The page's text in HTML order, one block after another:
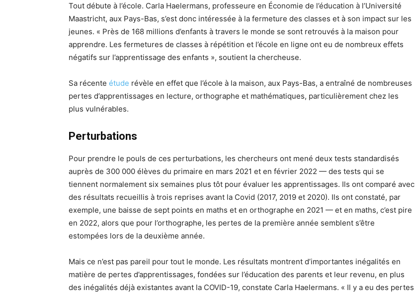
Tout débute à l’école. Carla Haelermans, professeure en Économie de l’éducation à l’Université
Maastricht, aux Pays-Bas, s’est donc intéressée à la fermeture des classes et à son impact sur les
jeunes. « Près de 168 millions d’enfants à travers le monde se sont retrouvés à la maison pour
apprendre. Les fermetures de classes à répétition et l’école en ligne ont eu de nombreux effets
négatifs sur l’apprentissage des enfants », soutient la chercheuse.
Sa récente étude révèle en effet que l’école à la maison, aux Pays-Bas, a entraîné de nombreuses
pertes d’apprentissages en lecture, orthographe et mathématiques, particulièrement chez les
plus vulnérables.
Perturbations
Pour prendre le pouls de ces perturbations, les chercheurs ont mené deux tests standardisés
auprès de 300 000 élèves du primaire en mars 2021 et en février 2022 — des tests qui se
tiennent normalement six semaines plus tôt pour évaluer les apprentissages. Ils ont comparé avec
des résultats recueillis à trois reprises avant la Covid (2017, 2019 et 2020). Ils ont constaté, par
exemple, une baisse de sept points en maths et en orthographe en 2021 — et en maths, c’est pire
en 2022, alors que pour l’orthographe, les pertes de la première année semblent s’être
estompées lors de la deuxième année.
Mais ce n’est pas pareil pour tout le monde. Les résultats montrent d’importantes inégalités en
matière de pertes d’apprentissages, fondées sur l’éducation des parents et leur revenu, en plus
des inégalités déjà existantes avant la COVID-19, constate Carla Haelermans. « Il y a eu des pertes